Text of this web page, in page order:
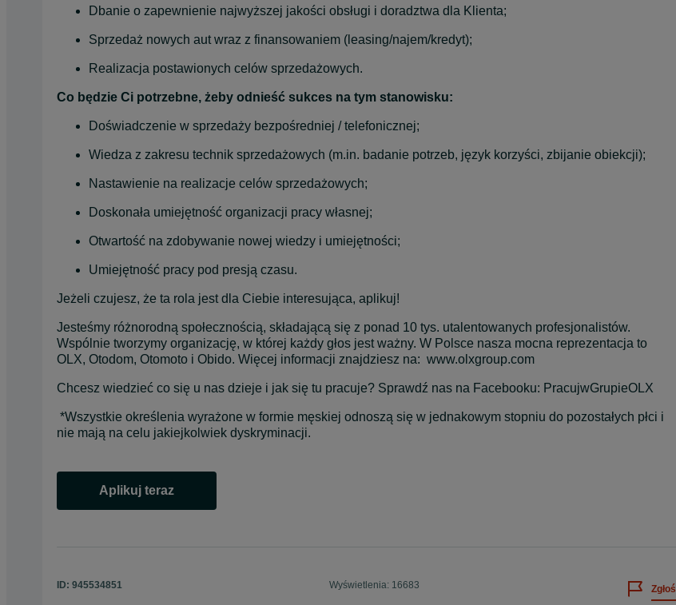
Dbanie o zapewnienie najwyższej jakości obsługi i doradztwa dla Klienta;
Sprzedaż nowych aut wraz z finansowaniem (leasing/najem/kredyt);
Realizacja postawionych celów sprzedażowych.
Co będzie Ci potrzebne, żeby odnieść sukces na tym stanowisku:
Doświadczenie w sprzedaży bezpośredniej / telefonicznej;
Wiedza z zakresu technik sprzedażowych (m.in. badanie potrzeb, język korzyści, zbijanie obiekcji);
Nastawienie na realizacje celów sprzedażowych;
Doskonała umiejętność organizacji pracy własnej;
Otwartość na zdobywanie nowej wiedzy i umiejętności;
Umiejętność pracy pod presją czasu.
Jeżeli czujesz, że ta rola jest dla Ciebie interesująca, aplikuj!
Jesteśmy różnorodną społecznością, składającą się z ponad 10 tys. utalentowanych profesjonalistów.
Wspólnie tworzymy organizację, w której każdy głos jest ważny. W Polsce nasza mocna reprezentacja to
OLX, Otodom, Otomoto i Obido. Więcej informacji znajdziesz na:  www.olxgroup.com
Chcesz wiedzieć co się u nas dzieje i jak się tu pracuje? Sprawdź nas na Facebooku: PracujwGrupieOLX
*Wszystkie określenia wyrażone w formie męskiej odnoszą się w jednakowym stopniu do pozostałych płci i
nie mają na celu jakiejkolwiek dyskryminacji.
Aplikuj teraz
opens in a new tab
ID: 945534851 Wyświetlenia: 16683 Zgłoś